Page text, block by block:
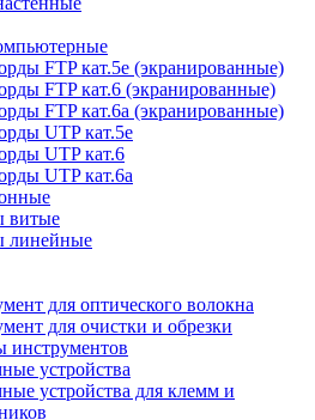
FTP кат.5е (экранированные)
FTP кат.6 (экранированные)
FTP кат.6а (экранированные)
UTP кат.5е
UTP кат.6
UTP кат.6а
витые
для оптического волокна
для очистки и обрезки
инструментов
устройства
устройства для клемм и